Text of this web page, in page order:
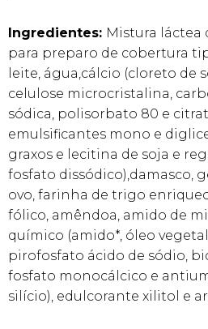
Ingredientes: Mistura láctea
para preparo de cobertura
leite, água,cálcio (cloreto de
celulose microcristalina,
sódica, polisorbato 80 e
emulsificantes mono e
graxos e lecitina de soja e
fosfato dissódico),damasco,
ovo, farinha de trigo
fólico, amêndoa, amido de
químico (amido*, óleo
pirofosfato ácido de sódio,
fosfato monocálcico e
silício), edulcorante xilitol e